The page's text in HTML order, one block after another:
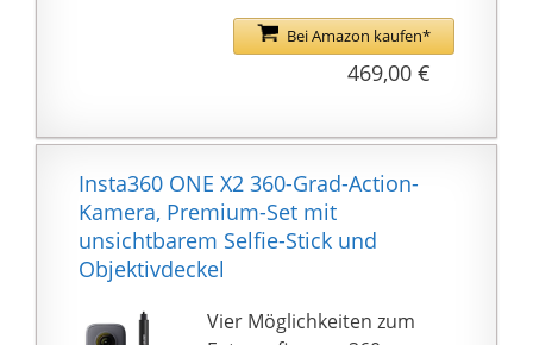
ausgestattet,um eine
schärfere und
flüssigere Bildqualität
【2-Wege Audio & IP65
überwachungskamera
aussen kabellos mit
eingebautem Noise
Cancelling
Lautsprecher & MIC.
Über diese
lassen.
FLOWSTATE
STABILISIERUNG: Die
Stabilisierung. Die
FlowState Stabilisierung
ist zurück - und das mit
einem besseren
Algorithmus als je
sperrige oder fragile
Bei Amazon kaufen*
469,00 €
Insta360 ONE X2 360-Grad-Action-
Kamera, Premium-Set mit
unsichtbarem Selfie-Stick und
Objektivdeckel
Vier Möglichkeiten zum